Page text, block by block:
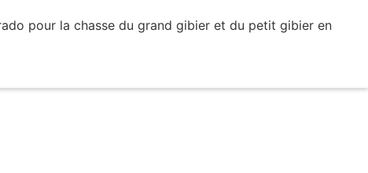
pour la chasse du grand gibier et du petit gibier en